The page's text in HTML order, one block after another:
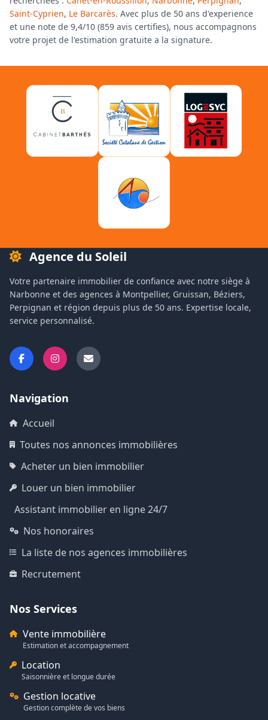
Saint-Cyprien, Le Barcarès. Avec plus de 50 ans d'experience
et une note de 9,4/10 (859 avis certifies), nous accompagnons
votre projet de l'estimation gratuite a la signature.
Agence du Soleil
Votre partenaire immobilier de confiance avec notre siège à
Narbonne et des agences à Montpellier, Gruissan, Béziers,
Perpignan et région depuis plus de 50 ans. Expertise locale,
service personnalisé.
Navigation
Accueil
Toutes nos annonces immobilières
Acheter un bien immobilier
Louer un bien immobilier
Assistant immobilier en ligne 24/7
Nos honoraires
La liste de nos agences immobilières
Recrutement
Nos Services
Vente immobilière
Estimation et accompagnement
Location
Saisonnière et longue durée
Gestion locative
Gestion complète de vos biens